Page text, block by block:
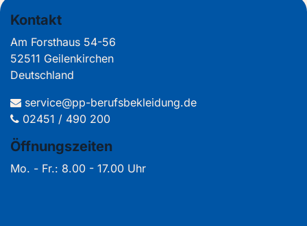
Kontakt
Am Forsthaus 54-56
52511 Geilenkirchen
Deutschland
service@pp-berufsbekleidung.de
02451 / 490 200
Öffnungszeiten
Mo. - Fr.: 8.00 - 17.00 Uhr